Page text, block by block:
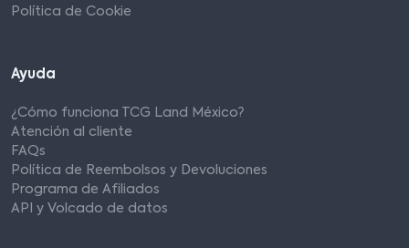
Política de Cookie
Ayuda
¿Cómo funciona TCG Land México?
Atención al cliente
FAQs
Política de Reembolsos y Devoluciones
Programa de Afiliados
API y Volcado de datos